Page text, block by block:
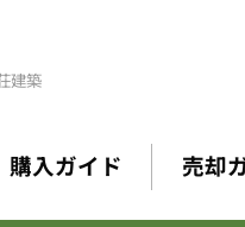
購入ガイド 売却
建築